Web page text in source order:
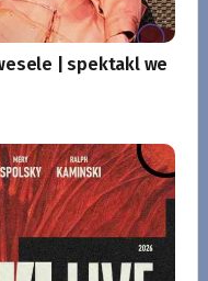
| spektakl we